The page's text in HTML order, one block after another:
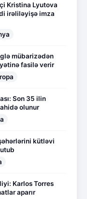
Kristina Lyutova
irəliləyişə imza
mübarizədən
fasilə verir
Son 35 ilin
olunur
kütləvi
Karlos Torres
aparır